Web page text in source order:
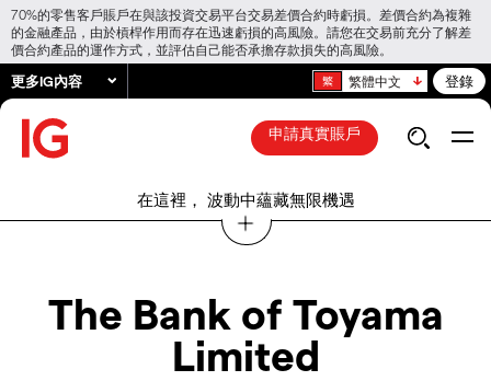
70%的零售客戶賬戶在與該投資交易平台交易差價合約時虧損。差價合約為複雜
的金融產品，由於槓桿作用而存在迅速虧損的高風險。請您在交易前充分了解差
價合約產品的運作方式，並評估自己能否承擔存款損失的高風險。
更多IG內容 繁體中文 登錄
申請真實賬戶
在這裡， 波動中蘊藏無限機遇
The Bank of Toyama
Limited